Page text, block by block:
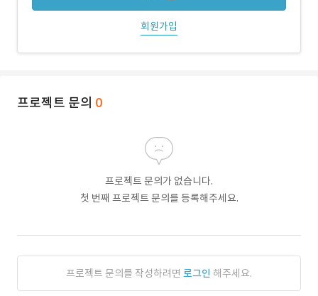
회원가입
프로젝트 문의 0
프로젝트 문의가 없습니다.
첫 번째 프로젝트 문의를 등록해주세요.
프로젝트 문의를 작성하려면 로그인 해주세요.